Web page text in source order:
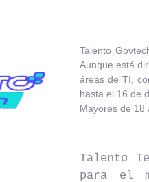
Talento
Aunque está
áreas de TI,
hasta el 16 de
Mayores de 18
​Talento
para el